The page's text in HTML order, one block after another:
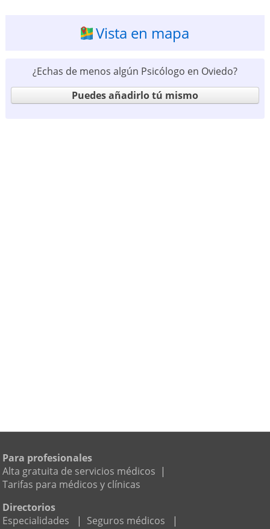
Vista en mapa
¿Echas de menos algún Psicólogo en Oviedo?
Puedes añadirlo tú mismo
Para profesionales
Alta gratuita de servicios médicos |
Tarifas para médicos y clínicas
Directorios
Especialidades
| Seguros médicos
|